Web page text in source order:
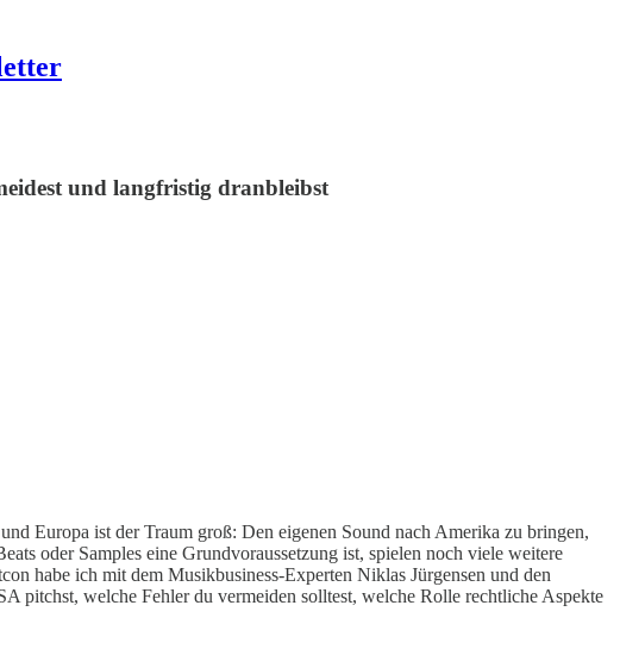
und langfristig dranbleibst
Europa ist der Traum groß: Den eigenen Sound nach Amerika zu bringen,
oder Samples eine Grundvoraussetzung ist, spielen noch viele weitere
habe ich mit dem Musikbusiness-Experten Niklas Jürgensen und den
pitchst, welche Fehler du vermeiden solltest, welche Rolle rechtliche Aspekte